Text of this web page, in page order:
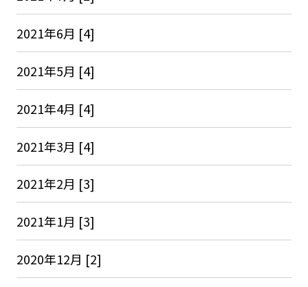
2021年6月 [4]
2021年5月 [4]
2021年4月 [4]
2021年3月 [4]
2021年2月 [3]
2021年1月 [3]
2020年12月 [2]